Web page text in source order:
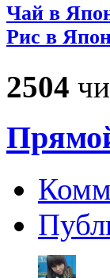
Чай в
Рис в
2504